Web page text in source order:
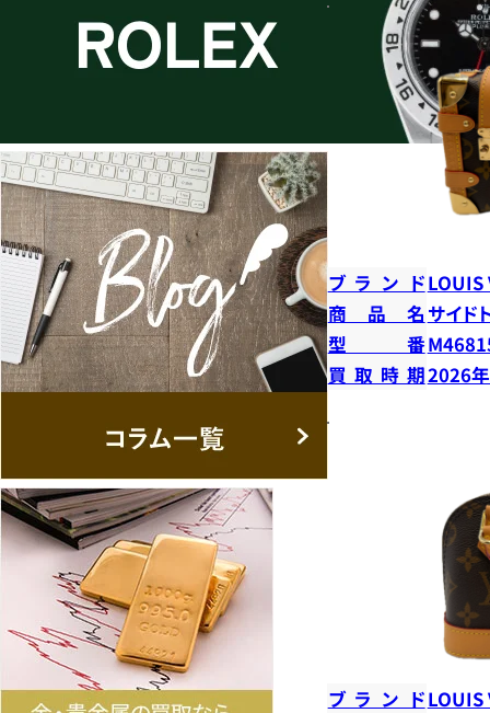
ブランドLOUIS
商品名 サイド
型番
買取時期2026
ブランドLOUIS